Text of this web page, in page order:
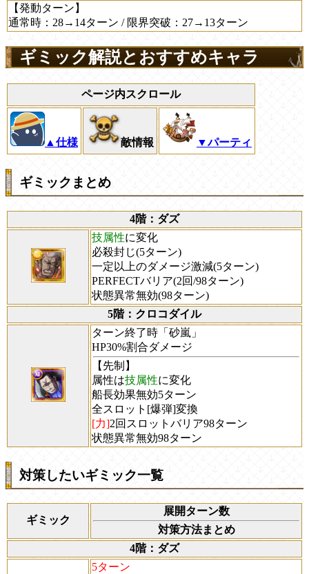
【発動ターン】
通常時：28→14ターン / 限界突破：27→13ターン
ギミック解説とおすすめキャラ
ページ内スクロール
▲仕様 敵情報 ▼パーティ
ギミックまとめ
4階：ダズ
技属性に変化
必殺封じ(5ターン)
一定以上のダメージ激減(5ターン)
PERFECTバリア(2回/98ターン)
状態異常無効(98ターン)
5階：クロコダイル
ターン終了時「砂嵐」
HP30%割合ダメージ
【先制】
属性は技属性に変化
船長効果無効5ターン
全スロット[爆弾]変換
[力]2回スロットバリア98ターン
状態異常無効98ターン
対策したいギミック一覧
ギミック
展開ターン数
対策方法まとめ
4階：ダズ
5ターン